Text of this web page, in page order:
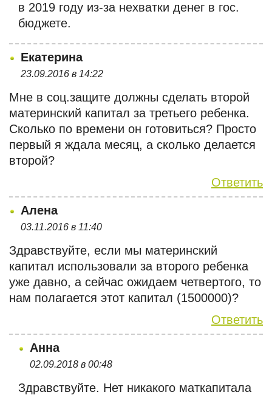
в 2019 году из-за нехватки денег в гос.
бюджете.
Екатерина
23.09.2016 в 14:22
Мне в соц.защите должны сделать второй
материнский капитал за третьего ребенка.
Сколько по времени он готовиться? Просто
первый я ждала месяц, а сколько делается
второй?
Ответить
Алена
03.11.2016 в 11:40
Здравствуйте, если мы материнский
капитал использовали за второго ребенка
уже давно, а сейчас ожидаем четвертого, то
нам полагается этот капитал (1500000)?
Ответить
Анна
02.09.2018 в 00:48
Здравствуйте. Нет никакого маткапитала